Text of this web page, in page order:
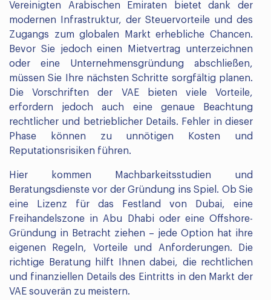
Vereinigten Arabischen Emiraten bietet dank der
modernen Infrastruktur, der Steuervorteile und des
Zugangs zum globalen Markt erhebliche Chancen.
Bevor Sie jedoch einen Mietvertrag unterzeichnen
oder eine Unternehmensgründung abschließen,
müssen Sie Ihre nächsten Schritte sorgfältig planen.
Die Vorschriften der VAE bieten viele Vorteile,
erfordern jedoch auch eine genaue Beachtung
rechtlicher und betrieblicher Details. Fehler in dieser
Phase können zu unnötigen Kosten und
Reputationsrisiken führen.
Hier kommen Machbarkeitsstudien und
Beratungsdienste vor der Gründung ins Spiel. Ob Sie
eine Lizenz für das Festland von Dubai, eine
Freihandelszone in Abu Dhabi oder eine Offshore-
Gründung in Betracht ziehen – jede Option hat ihre
eigenen Regeln, Vorteile und Anforderungen. Die
richtige Beratung hilft Ihnen dabei, die rechtlichen
und finanziellen Details des Eintritts in den Markt der
VAE souverän zu meistern.